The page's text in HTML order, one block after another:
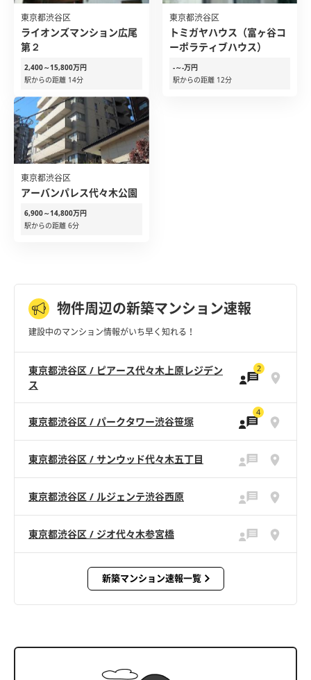
東京都渋谷区
ライオンズマンション広尾
第２
2,400～15,800万円
駅からの距離 14分
東京都渋谷区
トミガヤハウス（富ヶ谷コ
ーポラティブハウス）
-～-万円
駅からの距離 12分
東京都渋谷区
アーバンパレス代々木公園
6,900～14,800万円
駅からの距離 6分
物件周辺の新築マンション速報
建設中のマンション情報がいち早く知れる！
東京都渋谷区 / ピアース代々木上原レジデン
ス
2
東京都渋谷区 / パークタワー渋谷笹塚
4
東京都渋谷区 / サンウッド代々木五丁目
東京都渋谷区 / ルジェンテ渋谷西原
東京都渋谷区 / ジオ代々木参宮橋
新築マンション速報一覧